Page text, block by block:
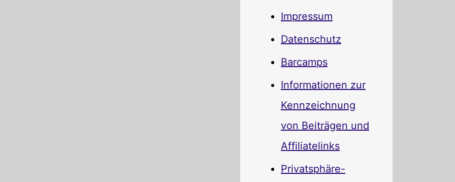
Impressum
Datenschutz
Barcamps
Informationen zur
Kennzeichnung
von Beiträgen und
Affiliatelinks
Privatsphäre-